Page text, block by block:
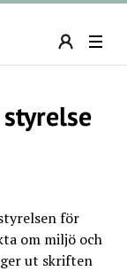
för
om miljö och
ut skriften